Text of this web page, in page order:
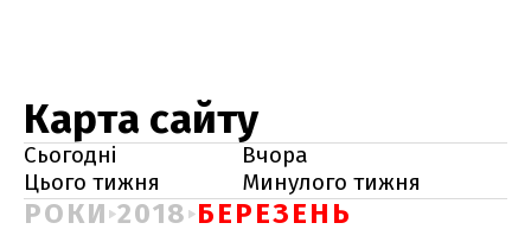
Карта сайту
Сьогодні
Вчора
Цього тижня
Минулого тижня
РОКИ 2018 БЕРЕЗЕНЬ